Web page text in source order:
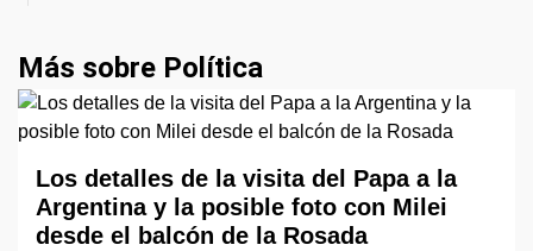
Más sobre Política
Los detalles de la visita del Papa a la
Argentina y la posible foto con Milei
desde el balcón de la Rosada